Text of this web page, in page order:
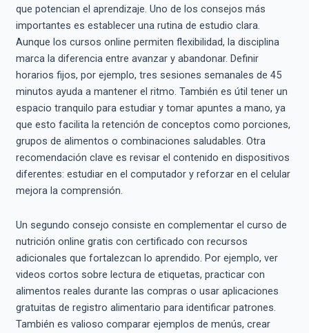
que potencian el aprendizaje. Uno de los consejos más
importantes es establecer una rutina de estudio clara.
Aunque los cursos online permiten flexibilidad, la disciplina
marca la diferencia entre avanzar y abandonar. Definir
horarios fijos, por ejemplo, tres sesiones semanales de 45
minutos ayuda a mantener el ritmo. También es útil tener un
espacio tranquilo para estudiar y tomar apuntes a mano, ya
que esto facilita la retención de conceptos como porciones,
grupos de alimentos o combinaciones saludables. Otra
recomendación clave es revisar el contenido en dispositivos
diferentes: estudiar en el computador y reforzar en el celular
mejora la comprensión.
Un segundo consejo consiste en complementar el curso de
nutrición online gratis con certificado con recursos
adicionales que fortalezcan lo aprendido. Por ejemplo, ver
videos cortos sobre lectura de etiquetas, practicar con
alimentos reales durante las compras o usar aplicaciones
gratuitas de registro alimentario para identificar patrones.
También es valioso comparar ejemplos de menús, crear